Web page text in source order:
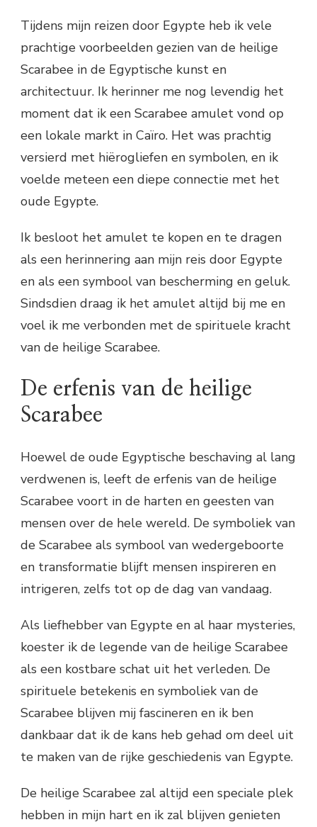
Tijdens mijn reizen door Egypte heb ik vele
prachtige voorbeelden gezien van de heilige
Scarabee in de Egyptische kunst en
architectuur. Ik herinner me nog levendig het
moment dat ik een Scarabee amulet vond op
een lokale markt in Caïro. Het was prachtig
versierd met hiërogliefen en symbolen, en ik
voelde meteen een diepe connectie met het
oude Egypte.
Ik besloot het amulet te kopen en te dragen
als een herinnering aan mijn reis door Egypte
en als een symbool van bescherming en geluk.
Sindsdien draag ik het amulet altijd bij me en
voel ik me verbonden met de spirituele kracht
van de heilige Scarabee.
De erfenis van de heilige
Scarabee
Hoewel de oude Egyptische beschaving al lang
verdwenen is, leeft de erfenis van de heilige
Scarabee voort in de harten en geesten van
mensen over de hele wereld. De symboliek van
de Scarabee als symbool van wedergeboorte
en transformatie blijft mensen inspireren en
intrigeren, zelfs tot op de dag van vandaag.
Als liefhebber van Egypte en al haar mysteries,
koester ik de legende van de heilige Scarabee
als een kostbare schat uit het verleden. De
spirituele betekenis en symboliek van de
Scarabee blijven mij fascineren en ik ben
dankbaar dat ik de kans heb gehad om deel uit
te maken van de rijke geschiedenis van Egypte.
De heilige Scarabee zal altijd een speciale plek
hebben in mijn hart en ik zal blijven genieten